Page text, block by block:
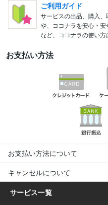
ご利用ガイド
サービスの出品、購入
や、ココナラを安心・
など、ココナラの使い方
お支払い方法
お支払い方法について
キャンセルについて